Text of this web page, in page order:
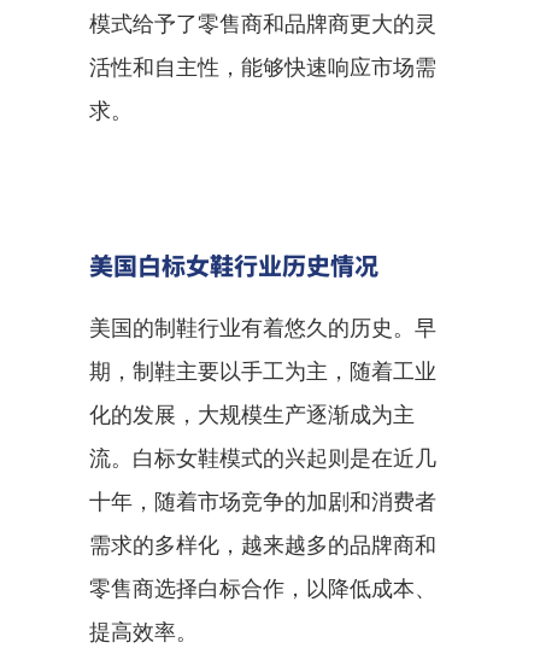
模式给予了零售商和品牌商更大的灵
活性和自主性，能够快速响应市场需
求。
美国白标女鞋行业历史情况
美国的制鞋行业有着悠久的历史。早
期，制鞋主要以手工为主，随着工业
化的发展，大规模生产逐渐成为主
流。白标女鞋模式的兴起则是在近几
十年，随着市场竞争的加剧和消费者
需求的多样化，越来越多的品牌商和
零售商选择白标合作，以降低成本、
提高效率。